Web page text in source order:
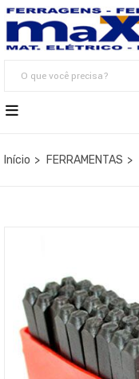
Início FERRAMENTAS